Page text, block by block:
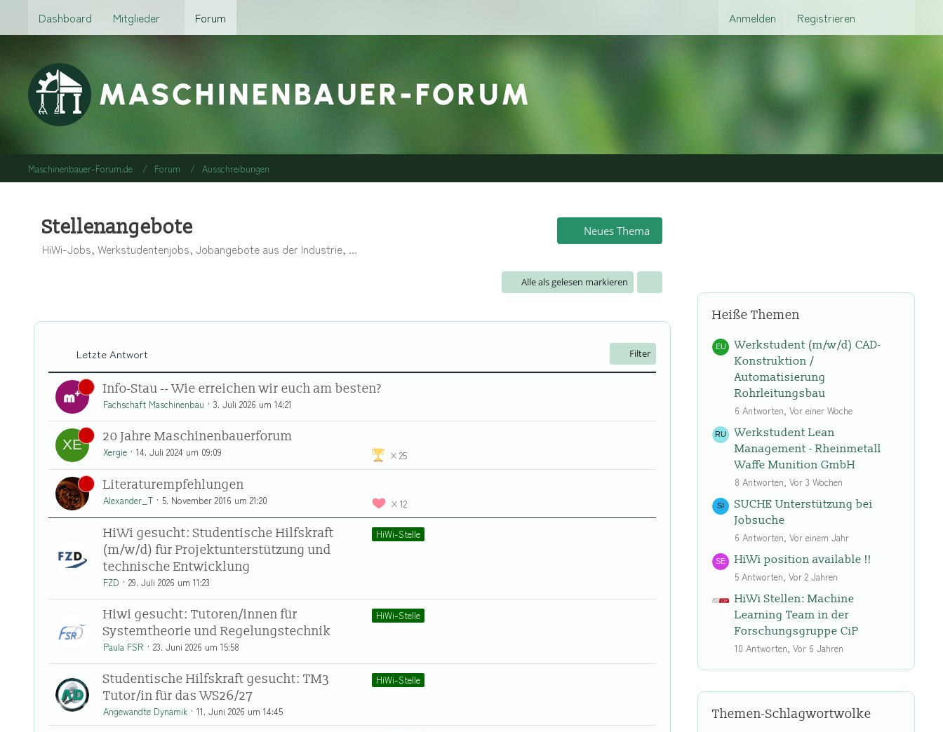
Dashboard Mitglieder Forum Anmelden Registrieren
Maschinenbauer-Forum.de Forum Ausschreibungen
Stellenangebote
HiWi-Jobs, Werkstudentenjobs, Jobangebote aus der Industrie, ...
Neues Thema
Alle als gelesen markieren
Letzte Antwort Filter
Info-Stau -- Wie erreichen wir euch am besten?
Fachschaft Maschinenbau 3. Juli 2026 um 14:21
20 Jahre Maschinenbauerforum
25
Xergie 14. Juli 2024 um 09:09
Literaturempfehlungen
12
Alexander_T 5. November 2016 um 21:20
HiWi-Stelle
HiWi gesucht: Studentische Hilfskraft
(m/w/d) für Projektunterstützung und
technische Entwicklung
FZD 29. Juli 2026 um 11:23
HiWi-Stelle
Hiwi gesucht: Tutoren/innen für
Systemtheorie und Regelungstechnik
Paula FSR 23. Juni 2026 um 15:58
HiWi-Stelle
Studentische Hilfskraft gesucht: TM3
Tutor/in für das WS26/27
Angewandte Dynamik 11. Juni 2026 um 14:45
Heiße Themen
Werkstudent (m/w/d) CAD-
Konstruktion /
Automatisierung
Rohrleitungsbau
6 Antworten, Vor einer Woche
Werkstudent Lean
Management - Rheinmetall
Waffe Munition GmbH
8 Antworten, Vor 3 Wochen
SUCHE Unterstützung bei
Jobsuche
6 Antworten, Vor einem Jahr
HiWi position available !!
5 Antworten, Vor 2 Jahren
HiWi Stellen: Machine
Learning Team in der
Forschungsgruppe CiP
10 Antworten, Vor 6 Jahren
Themen-Schlagwortwolke